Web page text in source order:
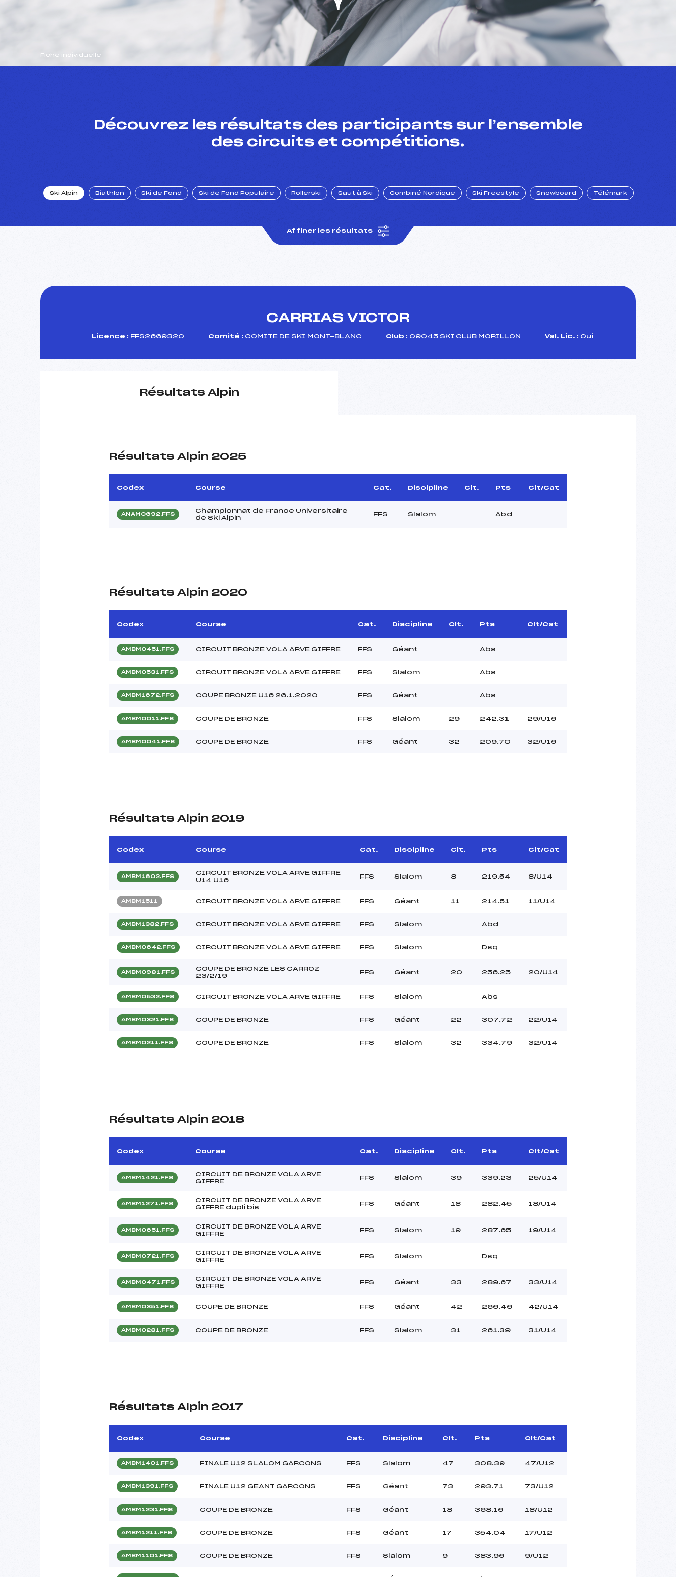
Fiche individuelle
Découvrez les résultats des participants sur l’ensemble
des circuits et compétitions.
Ski Alpin Biathlon Ski de Fond Ski de Fond Populaire Rollerski Saut à Ski Combiné Nordique Ski Freestyle Snowboard Télémark
Affiner les résultats
CARRIAS VICTOR
Licence : FFS2669320 Comité : COMITE DE SKI MONT-BLANC Club : 09045 SKI CLUB MORILLON Val. Lic. : Oui
Résultats Alpin
Résultats Alpin 2025
Codex Course Cat. Discipline Clt. Pts Clt/Cat
ANAM0692.FFS
Championnat de France Universitaire
de Ski Alpin
FFS Slalom Abd
Résultats Alpin 2020
Codex Course Cat. Discipline Clt. Pts Clt/Cat
AMBM0451.FFS CIRCUIT BRONZE VOLA ARVE GIFFRE FFS Géant Abs
AMBM0531.FFS CIRCUIT BRONZE VOLA ARVE GIFFRE FFS Slalom Abs
AMBM1672.FFS COUPE BRONZE U16 26.1.2020 FFS Géant Abs
AMBM0011.FFS COUPE DE BRONZE FFS Slalom 29 242.31 29/U16
AMBM0041.FFS COUPE DE BRONZE FFS Géant 32 209.70 32/U16
Résultats Alpin 2019
Codex Course Cat. Discipline Clt. Pts Clt/Cat
AMBM1602.FFS
CIRCUIT BRONZE VOLA ARVE GIFFRE
U14 U16
FFS Slalom 8 219.54 8/U14
AMBM1511 CIRCUIT BRONZE VOLA ARVE GIFFRE FFS Géant 11 214.51 11/U14
AMBM1382.FFS CIRCUIT BRONZE VOLA ARVE GIFFRE FFS Slalom Abd
AMBM0642.FFS CIRCUIT BRONZE VOLA ARVE GIFFRE FFS Slalom Dsq
AMBM0981.FFS
COUPE DE BRONZE LES CARROZ
23/2/19
FFS Géant 20 256.25 20/U14
AMBM0532.FFS CIRCUIT BRONZE VOLA ARVE GIFFRE FFS Slalom Abs
AMBM0321.FFS COUPE DE BRONZE FFS Géant 22 307.72 22/U14
AMBM0211.FFS COUPE DE BRONZE FFS Slalom 32 334.79 32/U14
Résultats Alpin 2018
Codex Course Cat. Discipline Clt. Pts Clt/Cat
AMBM1421.FFS
CIRCUIT DE BRONZE VOLA ARVE
GIFFRE
FFS Slalom 39 339.23 25/U14
AMBM1271.FFS
CIRCUIT DE BRONZE VOLA ARVE
GIFFRE dupli bis
FFS Géant 18 282.45 18/U14
AMBM0651.FFS
CIRCUIT DE BRONZE VOLA ARVE
GIFFRE
FFS Slalom 19 287.65 19/U14
AMBM0721.FFS
CIRCUIT DE BRONZE VOLA ARVE
GIFFRE
FFS Slalom Dsq
AMBM0471.FFS
CIRCUIT DE BRONZE VOLA ARVE
GIFFRE
FFS Géant 33 289.67 33/U14
AMBM0351.FFS COUPE DE BRONZE FFS Géant 42 266.46 42/U14
AMBM0281.FFS COUPE DE BRONZE FFS Slalom 31 261.39 31/U14
Résultats Alpin 2017
Codex Course Cat. Discipline Clt. Pts Clt/Cat
AMBM1401.FFS FINALE U12 SLALOM GARCONS FFS Slalom 47 308.39 47/U12
AMBM1391.FFS FINALE U12 GEANT GARCONS FFS Géant 73 293.71 73/U12
AMBM1231.FFS COUPE DE BRONZE FFS Géant 18 368.16 18/U12
AMBM1211.FFS COUPE DE BRONZE FFS Géant 17 354.04 17/U12
AMBM1101.FFS COUPE DE BRONZE FFS Slalom 9 383.96 9/U12